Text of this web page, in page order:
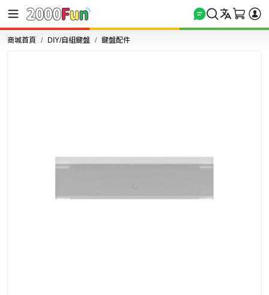
商城首頁 DIY/自組鍵盤 鍵盤配件